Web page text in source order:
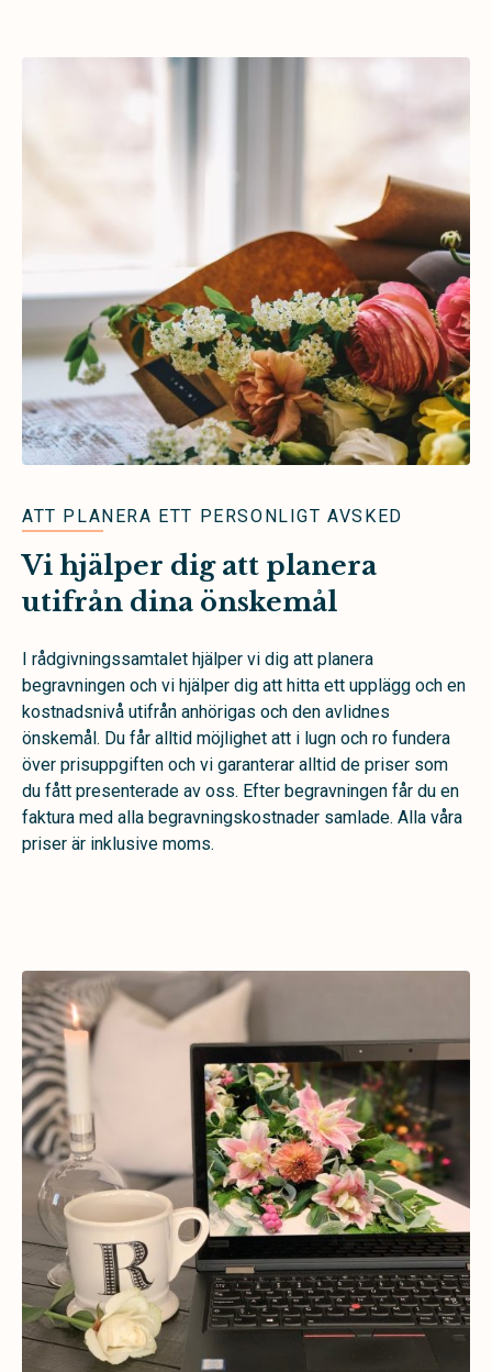
ATT PLANERA ETT PERSONLIGT AVSKED
Vi hjälper dig att planera
utifrån dina önskemål
I rådgivningssamtalet hjälper vi dig att planera
begravningen och vi hjälper dig att hitta ett upplägg och en
kostnadsnivå utifrån anhörigas och den avlidnes
önskemål. Du får alltid möjlighet att i lugn och ro fundera
över prisuppgiften och vi garanterar alltid de priser som
du fått presenterade av oss. Efter begravningen får du en
faktura med alla begravningskostnader samlade. Alla våra
priser är inklusive moms.